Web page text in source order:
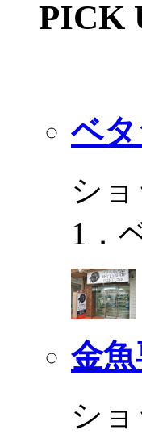
PICK
ベ
シ
1．
金
シ